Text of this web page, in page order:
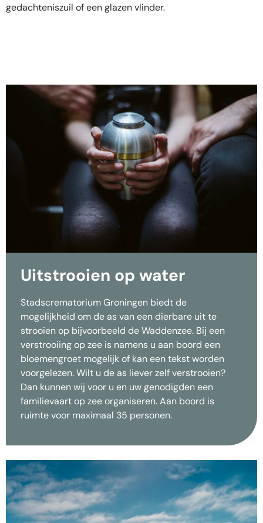
gedachteniszuil of een glazen vlinder.
Uitstrooien op water
Stadscrematorium Groningen biedt de
mogelijkheid om de as van een dierbare uit te
strooien op bijvoorbeeld de Waddenzee. Bij een
verstrooiing op zee is namens u aan boord een
bloemengroet mogelijk of kan een tekst worden
voorgelezen. Wilt u de as liever zelf verstrooien?
Dan kunnen wij voor u en uw genodigden een
familievaart op zee organiseren. Aan boord is
ruimte voor maximaal 35 personen.